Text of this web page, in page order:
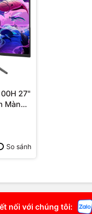
27"
Màn
So sánh
nối với chúng tôi: